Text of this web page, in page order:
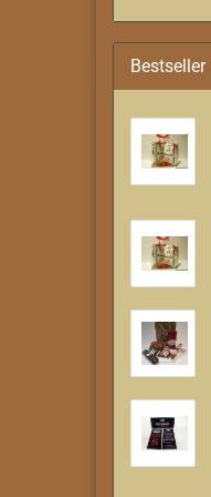
Bestseller